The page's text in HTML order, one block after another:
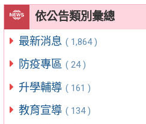
依公告類別彙總
最新消息 ( 1,864 )
防疫專區 ( 24 )
升學輔導 ( 161 )
教育宣導 ( 134 )